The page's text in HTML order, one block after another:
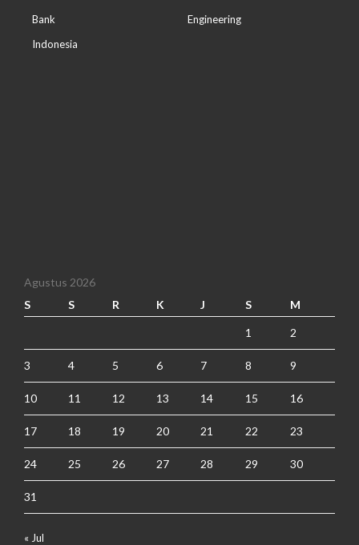
Bank
Indonesia
Engineering
Agustus 2026
S
S R K J S M
1 2
3 4 5 6 7 8 9
10 11 12 13 14 15 16
17 18 19 20 21 22 23
24 25 26 27 28 29 30
31
« Jul